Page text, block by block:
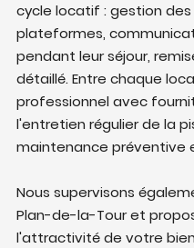
cycle locatif : gestion
plateformes,
pendant leur séjour,
détaillé. Entre chaque
professionnel avec
l'entretien régulier de la
maintenance préventive
Nous supervisons
Plan-de-la-Tour et
l'attractivité de votre